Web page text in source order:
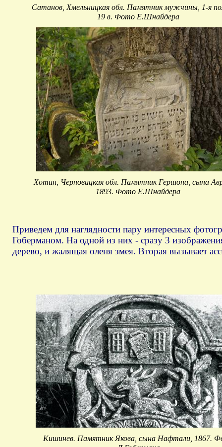
Сатанов, Хмельницкая обл. Памятник мужчины, 1-я
19 в. Фото Е.Шнайдера
Хотин, Черновицкая обл. Памятник Гершона, сына
1893. Фото Е.Шнайдера
Приведем для наглядности пару интересных
Гоберманом. На одной из них - сразу 3
дерево, и жалящая оленя змея. Вторая вызывает
Кишинев. Памятник Якова, сына Нафтали, 1867.